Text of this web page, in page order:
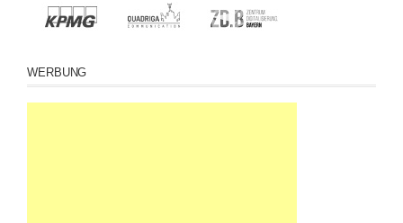
WERBUNG